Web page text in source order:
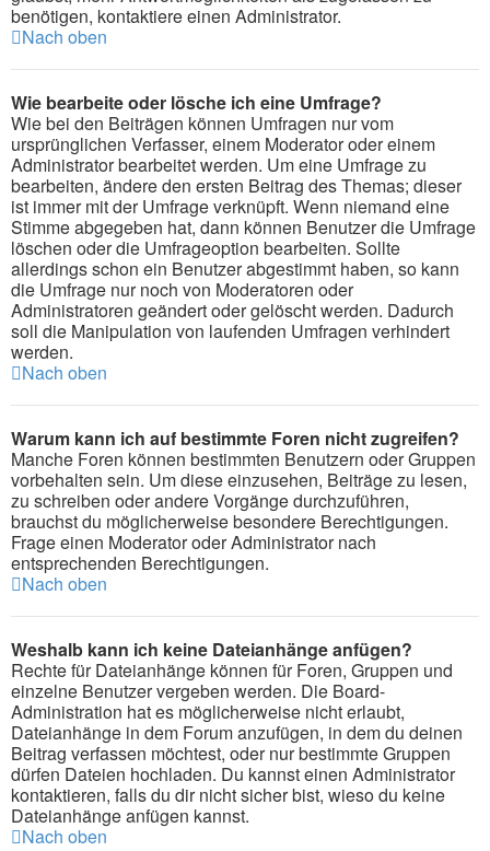
benötigen, kontaktiere einen Administrator.
Nach oben
Wie bearbeite oder lösche ich eine Umfrage?
Wie bei den Beiträgen können Umfragen nur vom
ursprünglichen Verfasser, einem Moderator oder einem
Administrator bearbeitet werden. Um eine Umfrage zu
bearbeiten, ändere den ersten Beitrag des Themas; dieser
ist immer mit der Umfrage verknüpft. Wenn niemand eine
Stimme abgegeben hat, dann können Benutzer die Umfrage
löschen oder die Umfrageoption bearbeiten. Sollte
allerdings schon ein Benutzer abgestimmt haben, so kann
die Umfrage nur noch von Moderatoren oder
Administratoren geändert oder gelöscht werden. Dadurch
soll die Manipulation von laufenden Umfragen verhindert
werden.
Nach oben
Warum kann ich auf bestimmte Foren nicht zugreifen?
Manche Foren können bestimmten Benutzern oder Gruppen
vorbehalten sein. Um diese einzusehen, Beiträge zu lesen,
zu schreiben oder andere Vorgänge durchzuführen,
brauchst du möglicherweise besondere Berechtigungen.
Frage einen Moderator oder Administrator nach
entsprechenden Berechtigungen.
Nach oben
Weshalb kann ich keine Dateianhänge anfügen?
Rechte für Dateianhänge können für Foren, Gruppen und
einzelne Benutzer vergeben werden. Die Board-
Administration hat es möglicherweise nicht erlaubt,
Dateianhänge in dem Forum anzufügen, in dem du deinen
Beitrag verfassen möchtest, oder nur bestimmte Gruppen
dürfen Dateien hochladen. Du kannst einen Administrator
kontaktieren, falls du dir nicht sicher bist, wieso du keine
Dateianhänge anfügen kannst.
Nach oben